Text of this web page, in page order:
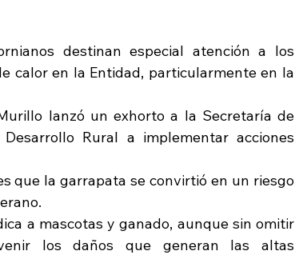
destinan especial atención a los
calor en la Entidad, particularmente en la
lanzó un exhorto a la Secretaría de
Rural a implementar acciones
que la garrapata se convirtió en un riesgo
a mascotas y ganado, aunque sin omitir
los daños que generan las altas